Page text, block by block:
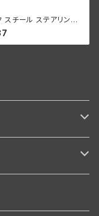
スチール ステアリング
ハーレー 1936-47年